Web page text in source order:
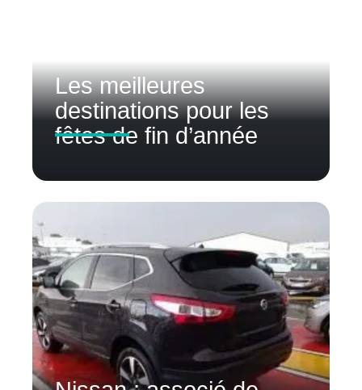
Les meilleures
destinations pour les
fêtes de fin d’année